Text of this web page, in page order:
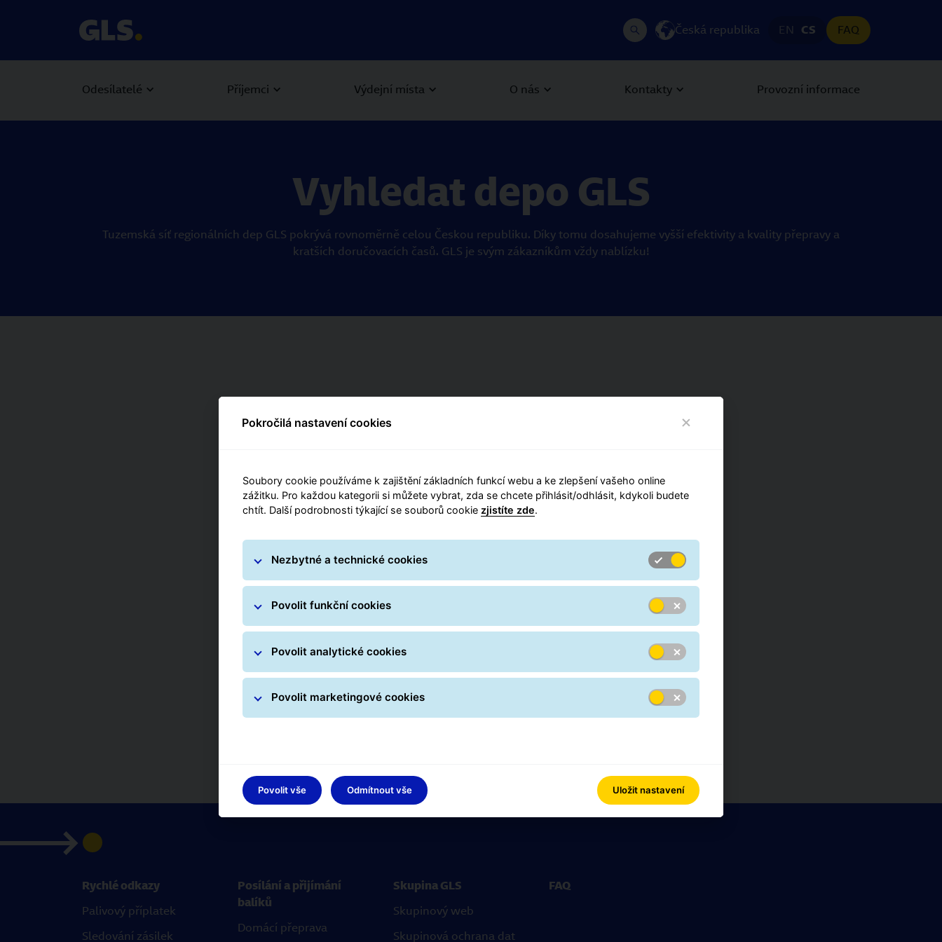
Česká republika EN CS FAQ
Odesílatelé Příjemci Výdejní místa O nás Kontakty Provozní informace
Vyhledat depo GLS
Tuzemská síť regionálních dep GLS pokrývá rovnoměrně celou Českou republiku. Díky tomu dosahujeme vyšší efektivity a kvality přepravy a
kratších doručovacích časů. GLS je svým zákazníkům vždy nablízku!
Přehled všech dep GLS v České republice naleznete zde:
Rychlé odkazy
Palivový příplatek
Sledování zásilek
Posílání a přijímání
balíků
Domácí přeprava
Skupina GLS
Skupinový web
Skupinová ochrana dat
FAQ
Pokročilá nastavení cookies
Soubory cookie používáme k zajištění základních funkcí webu a ke zlepšení vašeho online
zážitku. Pro každou kategorii si můžete vybrat, zda se chcete přihlásit/odhlásit, kdykoli budete
chtít. Další podrobnosti týkající se souborů cookie zjistíte zde.
Nezbytné a technické cookies
Povolit funkční cookies
Povolit analytické cookies
Povolit marketingové cookies
Povolit vše Odmítnout vše Uložit nastavení